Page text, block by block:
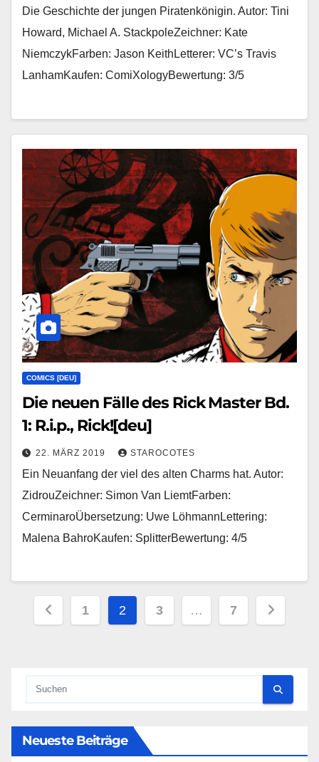
Die Geschichte der jungen Piratenkönigin. Autor: Tini
Howard, Michael A. StackpoleZeichner: Kate
NiemczykFarben: Jason KeithLetterer: VC’s Travis
LanhamKaufen: ComiXologyBewertung: 3/5
COMICS [DEU]
Die neuen Fälle des Rick Master Bd.
1: R.i.p., Rick![deu]
22. MÄRZ 2019 STAROCOTES
Ein Neuanfang der viel des alten Charms hat. Autor:
ZidrouZeichner: Simon Van LiemtFarben:
CerminaroÜbersetzung: Uwe LöhmannLettering:
Malena BahroKaufen: SplitterBewertung: 4/5
Seitennummerierung
1 2 3 … 7
Neueste Beiträge